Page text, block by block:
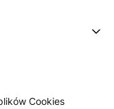
Cookies